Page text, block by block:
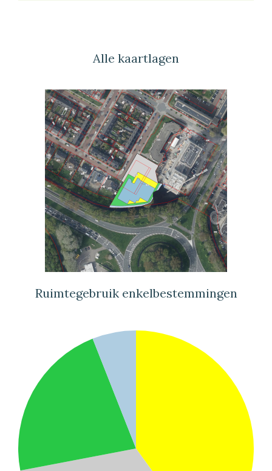
Alle kaartlagen
Ruimtegebruik enkelbestemmingen